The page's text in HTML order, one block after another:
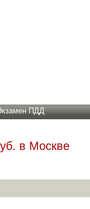
ПДД
в Москве